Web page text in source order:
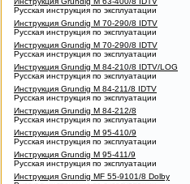
Русская инструкция по эксплуатации
Инструкция Grundig M 70-290/8 IDTV
Русская инструкция по эксплуатации
Инструкция Grundig M 70-290/8 IDTV
Русская инструкция по эксплуатации
Инструкция Grundig M 84-210/8 IDTV/LOG
Русская инструкция по эксплуатации
Инструкция Grundig M 84-211/8 IDTV
Русская инструкция по эксплуатации
Инструкция Grundig M 84-212/8
Русская инструкция по эксплуатации
Инструкция Grundig M 95-410/9
Русская инструкция по эксплуатации
Инструкция Grundig M 95-411/9
Русская инструкция по эксплуатации
Инструкция Grundig MF 55-9101/8 Dolby